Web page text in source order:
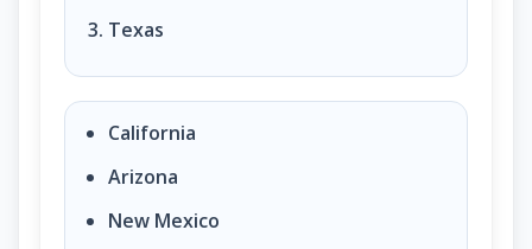
Texas
California
Arizona
New Mexico